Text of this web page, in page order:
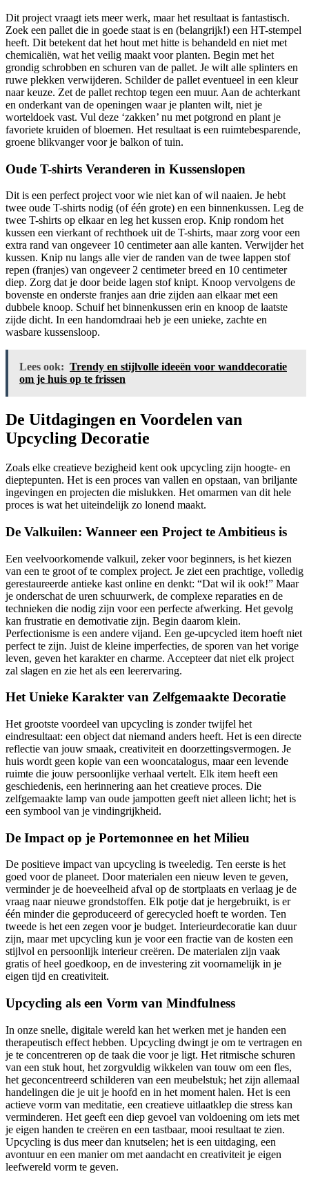
Dit project vraagt iets meer werk, maar het resultaat is fantastisch.
Zoek een pallet die in goede staat is en (belangrijk!) een HT-stempel
heeft. Dit betekent dat het hout met hitte is behandeld en niet met
chemicaliën, wat het veilig maakt voor planten. Begin met het
grondig schrobben en schuren van de pallet. Je wilt alle splinters en
ruwe plekken verwijderen. Schilder de pallet eventueel in een kleur
naar keuze. Zet de pallet rechtop tegen een muur. Aan de achterkant
en onderkant van de openingen waar je planten wilt, niet je
worteldoek vast. Vul deze ‘zakken’ nu met potgrond en plant je
favoriete kruiden of bloemen. Het resultaat is een ruimtebesparende,
groene blikvanger voor je balkon of tuin.
Oude T-shirts Veranderen in Kussenslopen
Dit is een perfect project voor wie niet kan of wil naaien. Je hebt
twee oude T-shirts nodig (of één grote) en een binnenkussen. Leg de
twee T-shirts op elkaar en leg het kussen erop. Knip rondom het
kussen een vierkant of rechthoek uit de T-shirts, maar zorg voor een
extra rand van ongeveer 10 centimeter aan alle kanten. Verwijder het
kussen. Knip nu langs alle vier de randen van de twee lappen stof
repen (franjes) van ongeveer 2 centimeter breed en 10 centimeter
diep. Zorg dat je door beide lagen stof knipt. Knoop vervolgens de
bovenste en onderste franjes aan drie zijden aan elkaar met een
dubbele knoop. Schuif het binnenkussen erin en knoop de laatste
zijde dicht. In een handomdraai heb je een unieke, zachte en
wasbare kussensloop.
Lees ook: Trendy en stijlvolle ideeën voor wanddecoratie
om je huis op te frissen
De Uitdagingen en Voordelen van
Upcycling Decoratie
Zoals elke creatieve bezigheid kent ook upcycling zijn hoogte- en
dieptepunten. Het is een proces van vallen en opstaan, van briljante
ingevingen en projecten die mislukken. Het omarmen van dit hele
proces is wat het uiteindelijk zo lonend maakt.
De Valkuilen: Wanneer een Project te Ambitieus is
Een veelvoorkomende valkuil, zeker voor beginners, is het kiezen
van een te groot of te complex project. Je ziet een prachtige, volledig
gerestaureerde antieke kast online en denkt: “Dat wil ik ook!” Maar
je onderschat de uren schuurwerk, de complexe reparaties en de
technieken die nodig zijn voor een perfecte afwerking. Het gevolg
kan frustratie en demotivatie zijn. Begin daarom klein.
Perfectionisme is een andere vijand. Een ge-upcycled item hoeft niet
perfect te zijn. Juist de kleine imperfecties, de sporen van het vorige
leven, geven het karakter en charme. Accepteer dat niet elk project
zal slagen en zie het als een leerervaring.
Het Unieke Karakter van Zelfgemaakte Decoratie
Het grootste voordeel van upcycling is zonder twijfel het
eindresultaat: een object dat niemand anders heeft. Het is een directe
reflectie van jouw smaak, creativiteit en doorzettingsvermogen. Je
huis wordt geen kopie van een wooncatalogus, maar een levende
ruimte die jouw persoonlijke verhaal vertelt. Elk item heeft een
geschiedenis, een herinnering aan het creatieve proces. Die
zelfgemaakte lamp van oude jampotten geeft niet alleen licht; het is
een symbool van je vindingrijkheid.
De Impact op je Portemonnee en het Milieu
De positieve impact van upcycling is tweeledig. Ten eerste is het
goed voor de planeet. Door materialen een nieuw leven te geven,
verminder je de hoeveelheid afval op de stortplaats en verlaag je de
vraag naar nieuwe grondstoffen. Elk potje dat je hergebruikt, is er
één minder die geproduceerd of gerecycled hoeft te worden. Ten
tweede is het een zegen voor je budget. Interieurdecoratie kan duur
zijn, maar met upcycling kun je voor een fractie van de kosten een
stijlvol en persoonlijk interieur creëren. De materialen zijn vaak
gratis of heel goedkoop, en de investering zit voornamelijk in je
eigen tijd en creativiteit.
Upcycling als een Vorm van Mindfulness
In onze snelle, digitale wereld kan het werken met je handen een
therapeutisch effect hebben. Upcycling dwingt je om te vertragen en
je te concentreren op de taak die voor je ligt. Het ritmische schuren
van een stuk hout, het zorgvuldig wikkelen van touw om een fles,
het geconcentreerd schilderen van een meubelstuk; het zijn allemaal
handelingen die je uit je hoofd en in het moment halen. Het is een
actieve vorm van meditatie, een creatieve uitlaatklep die stress kan
verminderen. Het geeft een diep gevoel van voldoening om iets met
je eigen handen te creëren en een tastbaar, mooi resultaat te zien.
Upcycling is dus meer dan knutselen; het is een uitdaging, een
avontuur en een manier om met aandacht en creativiteit je eigen
leefwereld vorm te geven.